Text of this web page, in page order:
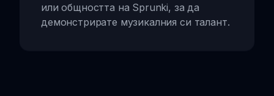
или общността на Sprunki, за да
демонстрирате музикалния си талант.